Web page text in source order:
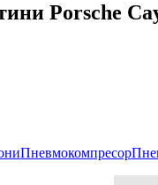
Porsche
Пневмокомпресор